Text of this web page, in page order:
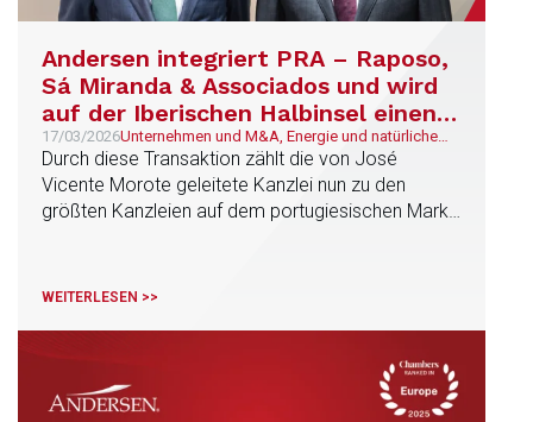
Andersen integriert PRA – Raposo,
Sá Miranda & Associados und wird
auf der Iberischen Halbinsel einen
Umsatz von über 110 Millionen Euro
erzielen
17/03/2026Unternehmen und M&A, Energie und natürliche
Ressourcen, Technologie und
Telekommunikation, Bank- und Finanzwesen,
Infrastrukturen, Immobilien, Bauwesen und
Stadtplanung
Durch diese Transaktion zählt die von José
Vicente Morote geleitete Kanzlei nun zu den
größten Kanzleien auf dem portugiesischen Markt,
Durch die Integration werden vier neue
Sektoren wie Energie, Infrastruktur, Immobilien,
Finanzen und Gesundheitswesen gestärkt.
WEITERLESEN >>